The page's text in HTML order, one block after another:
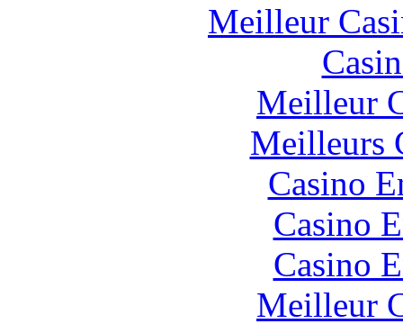
Meilleur
Meilleur
Meilleurs
Casino
Casino
Casino
Meilleur